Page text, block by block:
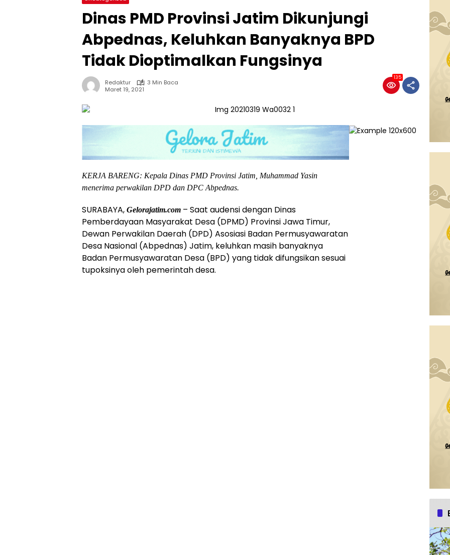
Dinas PMD Provinsi Jatim Dikunjungi
Abpednas, Keluhkan Banyaknya BPD
Tidak Dioptimalkan Fungsinya
Redaktur
3 Min Baca
Maret 19, 2021
135
KERJA BARENG: Kepala Dinas PMD Provinsi Jatim, Muhammad Yasin
menerima perwakilan DPD dan DPC Abpednas.
SURABAYA, Gelorajatim.com – Saat audensi dengan Dinas
Pemberdayaan Masyarakat Desa (DPMD) Provinsi Jawa Timur,
Dewan Perwakilan Daerah (DPD) Asosiasi Badan Permusyawaratan
Desa Nasional (Abpednas) Jatim, keluhkan masih banyaknya
Badan Permusyawaratan Desa (BPD) yang tidak difungsikan sesuai
tupoksinya oleh pemerintah desa.